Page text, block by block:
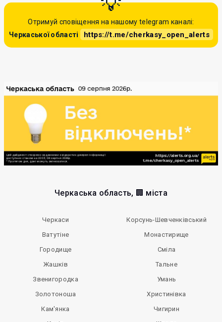
Отримуй сповіщення на нашому telegram каналі:
Черкаської області
https://t.me/cherkasy_open_alerts
Черкаська область, 🏢 міста
Черкаси
Ватутіне
Городище
Жашків
Звенигородка
Золотоноша
Кам'янка
Корсунь-Шевченківський
Монастирище
Сміла
Тальне
Умань
Христинівка
Чигирин